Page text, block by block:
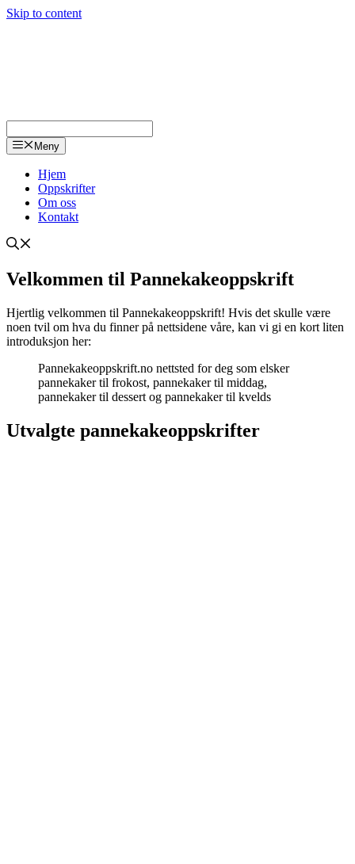
Skip to content
Meny
Hjem
Oppskrifter
Om oss
Kontakt
Velkommen til Pannekakeoppskrift
Hjertlig velkommen til Pannekakeoppskrift! Hvis det skulle være
noen tvil om hva du finner på nettsidene våre, kan vi gi en kort liten
introduksjon her:
Pannekakeoppskrift.no nettsted for deg som elsker
pannekaker til frokost, pannekaker til middag,
pannekaker til dessert og pannekaker til kvelds
Utvalgte pannekakeoppskrifter